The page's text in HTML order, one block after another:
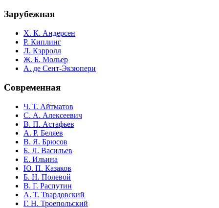
Зарубежная
Х. К. Андерсен
Р. Киплинг
Л. Кэрролл
Ж. Б. Мольер
А. де Сент-Экзюпери
Современная
Ч. Т. Айтматов
С. А. Алексеевич
В. П. Астафьев
А. Р. Беляев
В. Я. Брюсов
Б. Л. Васильев
Е. Ильина
Ю. П. Казаков
Б. Н. Полевой
В. Г. Распутин
А. Т. Твардовский
Г. Н. Троепольский